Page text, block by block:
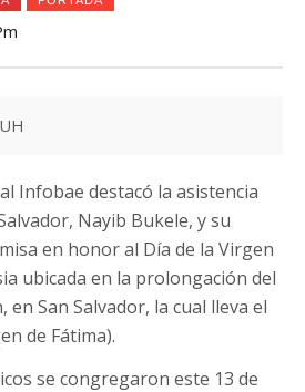
Infobae destacó la asistencia
Nayib Bukele, y su
en honor al Día de la Virgen
ubicada en la prolongación del
San Salvador, la cual lleva el
de Fátima).
se congregaron este 13 de